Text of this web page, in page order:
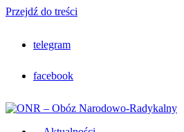
Przejdź do treści
telegram
facebook